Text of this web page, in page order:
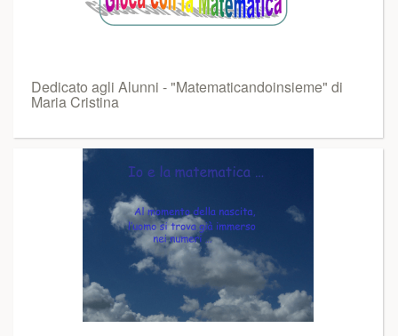
Dedicato agli Alunni - "Matematicandoinsieme" di
Maria Cristina